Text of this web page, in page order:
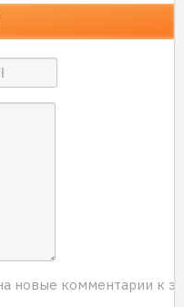
новые комментарии к